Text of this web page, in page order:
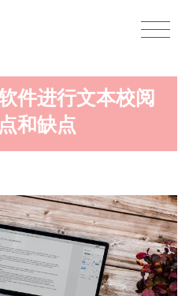
件进行文本校阅
和缺点